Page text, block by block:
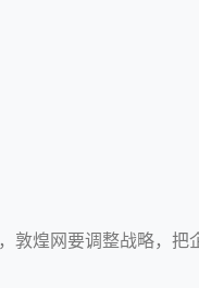
敦煌网要调整战略，把